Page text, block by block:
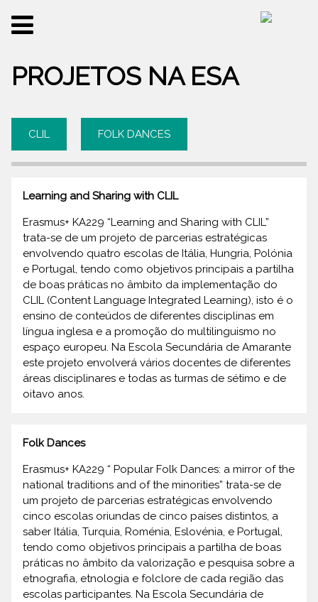
PROJETOS NA ESA
CLIL FOLK DANCES
Learning and Sharing with CLIL
Erasmus+ KA229 “Learning and Sharing with CLIL”
trata-se de um projeto de parcerias estratégicas
envolvendo quatro escolas de Itália, Hungria, Polónia
e Portugal, tendo como objetivos principais a partilha
de boas práticas no âmbito da implementação do
CLIL (Content Language Integrated Learning), isto é o
ensino de conteúdos de diferentes disciplinas em
língua inglesa e a promoção do multilinguismo no
espaço europeu. Na Escola Secundária de Amarante
este projeto envolverá vários docentes de diferentes
áreas disciplinares e todas as turmas de sétimo e de
oitavo anos.
Folk Dances
Erasmus+ KA229 “ Popular Folk Dances: a mirror of the
national traditions and of the minorities” trata-se de
um projeto de parcerias estratégicas envolvendo
cinco escolas oriundas de cinco países distintos, a
saber Itália, Turquia, Roménia, Eslovénia, e Portugal,
tendo como objetivos principais a partilha de boas
práticas no âmbito da valorização e pesquisa sobre a
etnografia, etnologia e folclore de cada região das
escolas participantes. Na Escola Secundária de